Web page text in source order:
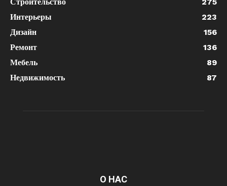
Интерьеры
223
Дизайн
156
Ремонт
136
Мебель
89
Недвижимость
87
О НАС